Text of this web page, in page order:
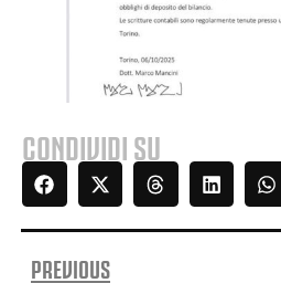
CONDIVIDI SU
PREVIOUS